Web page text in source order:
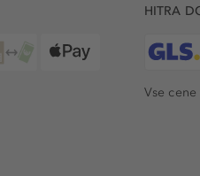
HITRA
Vse